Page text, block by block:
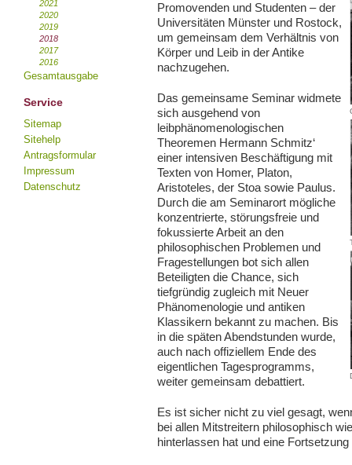
2021
2020
2019
2018
2017
2016
Gesamtausgabe
Service
Sitemap
Sitehelp
Antragsformular
Impressum
Datenschutz
Promovenden und Studenten – der
Universitäten Münster und Rostock,
um gemeinsam dem Verhältnis von
Körper und Leib in der Antike
nachzugehen.
Das gemeinsame Seminar widmete
sich ausgehend von
leibphänomenologischen
Theoremen Hermann Schmitz‘
einer intensiven Beschäftigung mit
Texten von Homer, Platon,
Aristoteles, der Stoa sowie Paulus.
Durch die am Seminarort mögliche
konzentrierte, störungsfreie und
fokussierte Arbeit an den
philosophischen Problemen und
Fragestellungen bot sich allen
Beteiligten die Chance, sich
tiefgründig zugleich mit Neuer
Phänomenologie und antiken
Klassikern bekannt zu machen. Bis
in die späten Abendstunden wurde,
auch nach offiziellem Ende des
eigentlichen Tagesprogramms,
weiter gemeinsam debattiert.
Es ist sicher nicht zu viel gesagt,
bei allen Mitstreitern philosophisch
hinterlassen hat und eine